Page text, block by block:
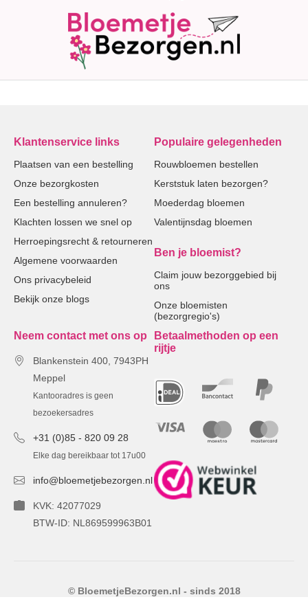
Klantenservice links
Plaatsen van een bestelling
Onze bezorgkosten
Een bestelling annuleren?
Klachten lossen we snel op
Herroepingsrecht & retourneren
Algemene voorwaarden
Ons privacybeleid
Bekijk onze blogs
Populaire gelegenheden
Rouwbloemen bestellen
Kerststuk laten bezorgen?
Moederdag bloemen
Valentijnsdag bloemen
Ben je bloemist?
Claim jouw bezorggebied bij
ons
Onze bloemisten
(bezorgregio's)
Neem contact met ons op
Blankenstein 400, 7943PH
Meppel
Kantooradres is geen
bezoekersadres
+31 (0)85 - 820 09 28
Elke dag bereikbaar tot 17u00
info@bloemetjebezorgen.nl
KVK: 42077029
BTW-ID: NL869599963B01
Betaalmethoden op een
rijtje
© BloemetjeBezorgen.nl - sinds 2018